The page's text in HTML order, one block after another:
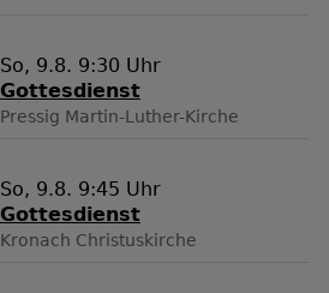
So, 9.8. 9:30 Uhr
Gottesdienst
Pressig Martin-Luther-Kirche
So, 9.8. 9:45 Uhr
Gottesdienst
Kronach Christuskirche